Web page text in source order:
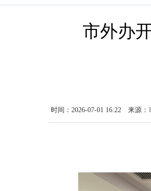
市外办
时间：2026-07-01 16:22 来源：